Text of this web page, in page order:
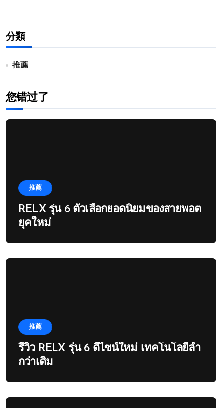
分類
推薦
您错过了
推薦
RELX รุ่น 6 ตัวเลือกยอดนิยมของสายพอต
ยุคใหม่
推薦
รีวิว RELX รุ่น 6 ดีไซน์ใหม่ เทคโนโลยีล้ำ
กว่าเดิม